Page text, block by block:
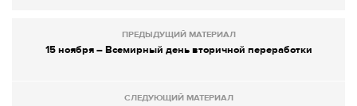
ПРЕДЫДУЩИЙ МАТЕРИАЛ
15 ноября – Всемирный день вторичной переработки
СЛЕДУЮЩИЙ МАТЕРИАЛ